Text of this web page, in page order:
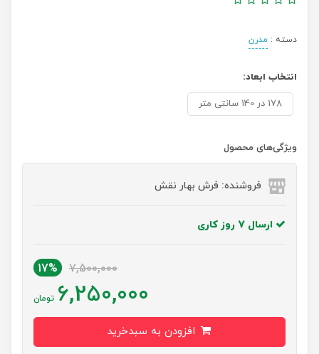
دسته : مدرن
انتخاب ابعاد:
178 در 140 سانتی متر
ویژگی‌های محصول
فروشنده: فرش بهار نقش
ارسال 7 روز کاری
7,500,000
17%
6,250,000 تومان